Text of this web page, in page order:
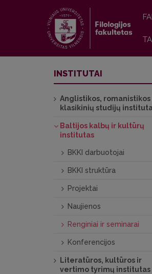
INSTITUTAI
Anglistikos, romanistikos
klasikinių studijų
Baltijos kalbų ir kultūrų
institutas
BKKI darbuotojai
BKKI struktūra
Projektai
Naujienos
Renginiai ir seminarai
Konferencijos
Literatūros, kultūros ir
vertimo tyrimų institutas